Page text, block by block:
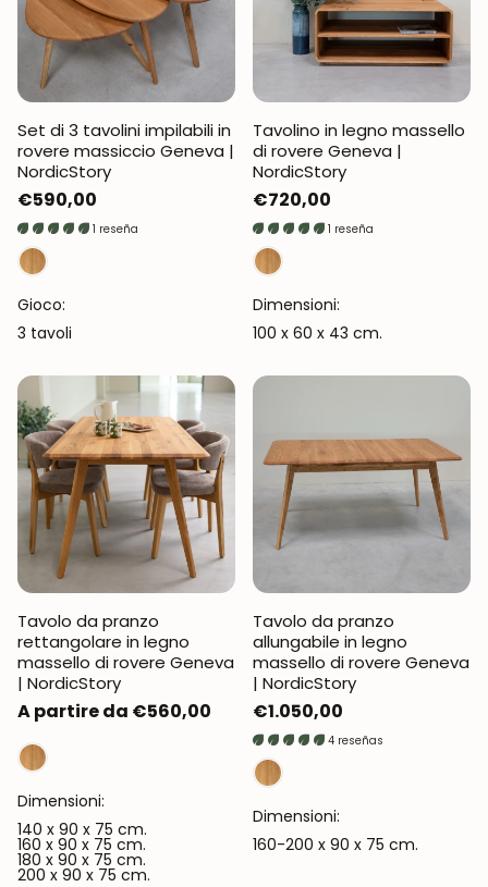
Set di 3 tavolini impilabili in
rovere massiccio Geneva |
NordicStory
Prezzo
normale
€590,00
1 reseña
Gioco:
3 tavoli
Tavolino in legno massello
di rovere Geneva |
NordicStory
Prezzo
normale
€720,00
1 reseña
Dimensioni:
100 x 60 x 43 cm.
Tavolo da pranzo
rettangolare in legno
massello di rovere Geneva
| NordicStory
Prezzo
normale
A partire da €560,00
Dimensioni:
140 x 90 x 75 cm.
160 x 90 x 75 cm.
180 x 90 x 75 cm.
200 x 90 x 75 cm.
Tavolo da pranzo
allungabile in legno
massello di rovere Geneva
| NordicStory
Prezzo
normale
€1.050,00
4 reseñas
Dimensioni:
160-200 x 90 x 75 cm.